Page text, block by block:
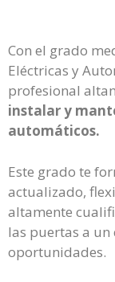
Con el grado
Eléctricas y
profesional
instalar y
automáticos.
Este grado te
actualizado,
altamente
las puertas a
oportunidades.